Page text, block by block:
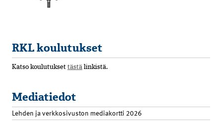
RKL koulutukset
Katso koulutukset tästä linkistä.
Mediatiedot
Lehden ja verkkosivuston mediakortti 2026